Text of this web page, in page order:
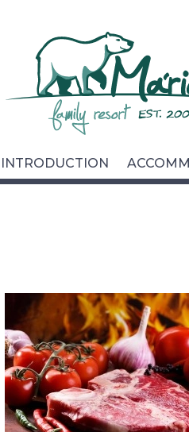
INTRODUCTION
Policy General terms